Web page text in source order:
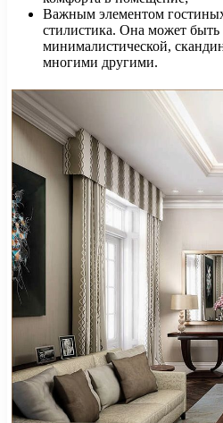
Важным элементом
стилистика. Она может быть
минималистической,
многими другими.